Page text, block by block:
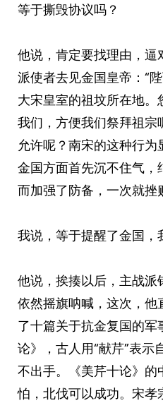
等于撕毁协议吗？
他说，肯定要找理由，
派使者去见金国皇帝：“
大宋皇室的祖坟所在地
我们，方便我们祭拜祖宗
允许呢？南宋的这种行
金国方面首先沉不住气
而加强了防备，一次就挫
我说，等于提醒了金国，
他说，挨揍以后，主战
依然摇旗呐喊，这次，
了十篇关于抗金复国的
论》，古人用“献芹”表示
不出手。《美芹十论》
怕，北伐可以成功。宋孝